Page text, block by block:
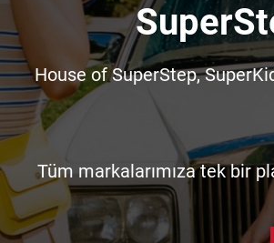
House of SuperStep,
Tüm markalarımıza tek bir